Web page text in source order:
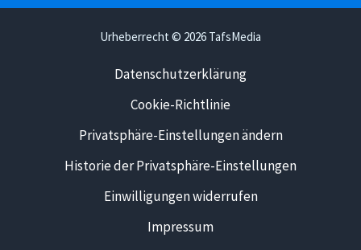
Urheberrecht © 2026 TafsMedia
Datenschutzerklärung
Cookie-Richtlinie
Privatsphäre-Einstellungen ändern
Historie der Privatsphäre-Einstellungen
Einwilligungen widerrufen
Impressum